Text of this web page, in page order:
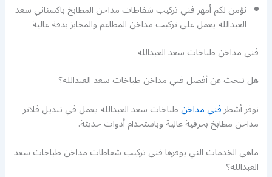
نؤمن لكم أمهر فني تركيب شفاطات مداخن المطابخ باكستاني سعد
العبدالله يعمل على تركيب مداخن المطاعم والمخابز بدقة عالية
فني مداخن طباخات سعد العبدالله
هل تبحث عن أفضل فني مداخن طباخات سعد العبدالله؟
نوفر أشطرفني مداخنطباخات سعد العبدالله يعمل في تبديل فلاتر
مداخن مطابخ بحرفية عالية وباستخدام أدوات حديثة.
ماهي الخدمات التي يوفرها فني تركيب شفاطات مداخن طباخات سعد
العبدالله؟